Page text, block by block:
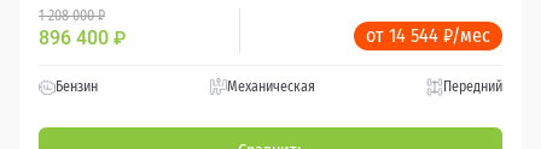
1 208 000 ₽
896 400 ₽ от 14 544 ₽/мес
Бензин Механическая Передний